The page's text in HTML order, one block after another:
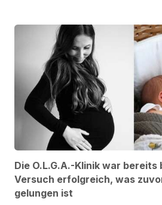
Die O.L.G.A.-Klinik war
Versuch erfolgreich, was
gelungen ist